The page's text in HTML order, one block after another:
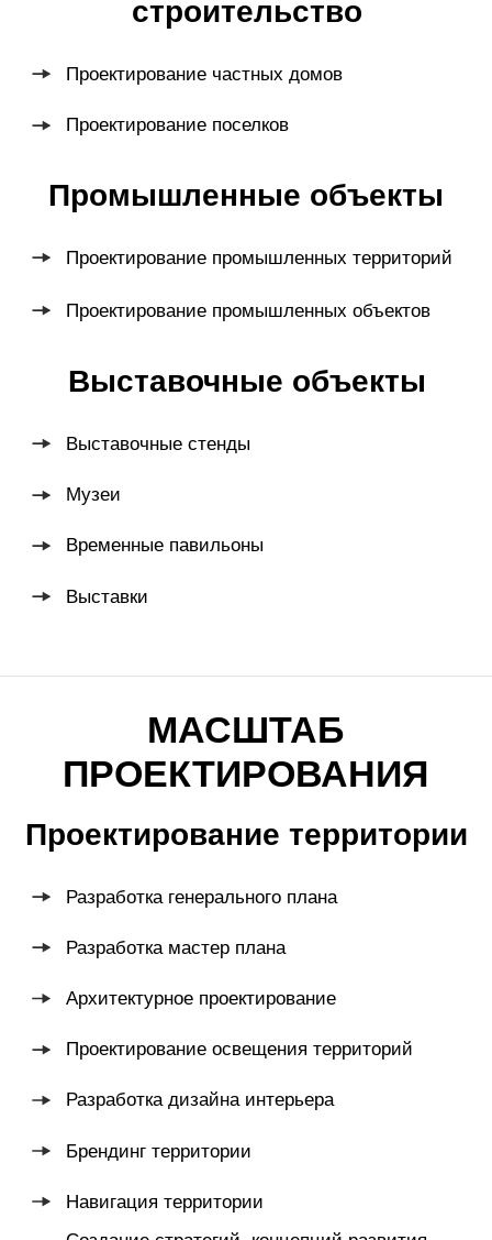
Проектирование территории
Разработка генерального плана
Проектирование освещения территорий
Брендинг территории
Создание стратегий, концепций развития